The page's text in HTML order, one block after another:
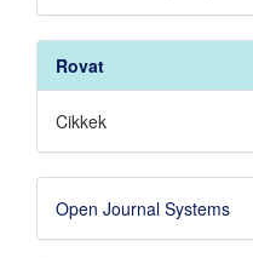
Rovat
Cikkek
Developed
By
Open Journal Systems